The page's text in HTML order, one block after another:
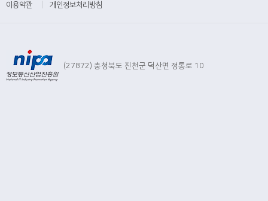
이용약관 개인정보처리방침
(27872) 충청북도 진천군 덕산면 정통로 10